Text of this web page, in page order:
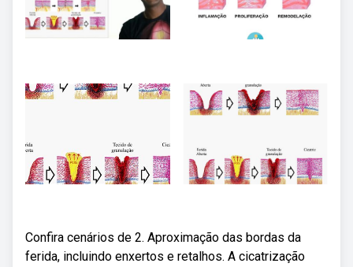
Confira cenários de 2. Aproximação das bordas da
ferida, incluindo enxertos e retalhos. A cicatrização